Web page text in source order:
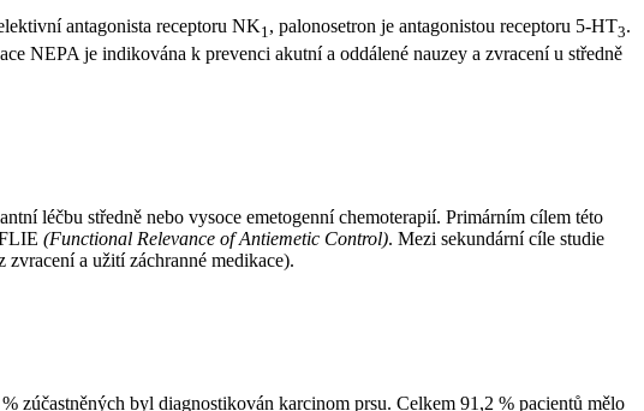
antagonista receptoru NK1, palonosetron je antagonistou receptoru 5-HT3.
NEPA je indikována k prevenci akutní a oddálené nauzey a zvracení u středně
léčbu středně nebo vysoce emetogenní chemoterapií. Primárním cílem této
(Functional Relevance of Antiemetic Control). Mezi sekundární cíle studie
a užití záchranné medikace).
zúčastněných byl diagnostikován karcinom prsu. Celkem 91,2 % pacientů mělo